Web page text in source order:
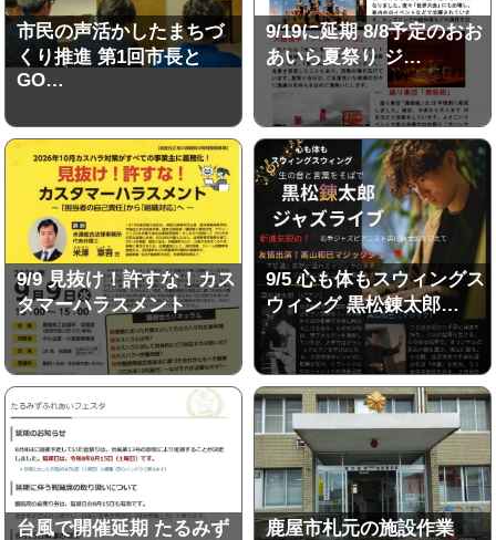
市民の声活かしたまちづ
くり推進 第1回市長と
GO…
9/19に延期 8/8予定のおお
あいら夏祭り ジ…
9/9 見抜け！許すな！カス
タマーハラスメント
9/5 心も体もスウィングス
ウィング 黒松錬太郎…
台風で開催延期 たるみず
鹿屋市札元の施設作業